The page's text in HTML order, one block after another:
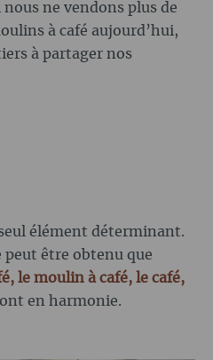
nous ne vendons plus de
à café aujourd’hui,
à partager nos
élément déterminant.
peut être obtenu que
le moulin à café, le café,
en harmonie.